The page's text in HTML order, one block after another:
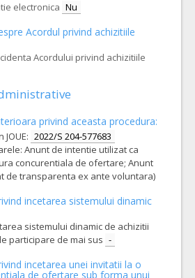
electronica Nu
Acordul privind achizitiile
Acordului privind achizitiile
privind aceasta procedura:
2022/S 204-577683
Anunt de intentie utilizat ca
concurentiala de ofertare; Anunt
de transparenta ex ante voluntara)
incetarea sistemului dinamic
sistemului dinamic de achizitii
participare de mai sus -
incetarea unei invitatii la o
de ofertare sub forma unui